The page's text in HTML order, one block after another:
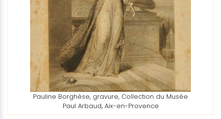
Pauline Borghèse, gravure, Collection du Musée
Paul Arbaud, Aix-en-Provence